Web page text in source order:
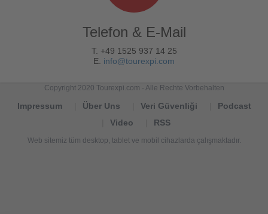
Telefon & E-Mail
T. +49 1525 937 14 25
E. info@tourexpi.com
Copyright 2020 Tourexpi.com - Alle Rechte Vorbehalten
Impressum Über Uns Veri Güvenliği
Podcast
Video
RSS
Web sitemiz tüm desktop, tablet ve mobil cihazlarda çalışmaktadır.